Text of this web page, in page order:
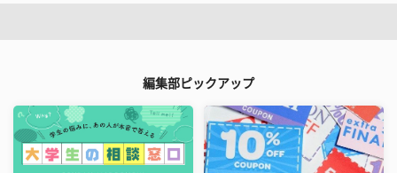
編集部ピックアップ